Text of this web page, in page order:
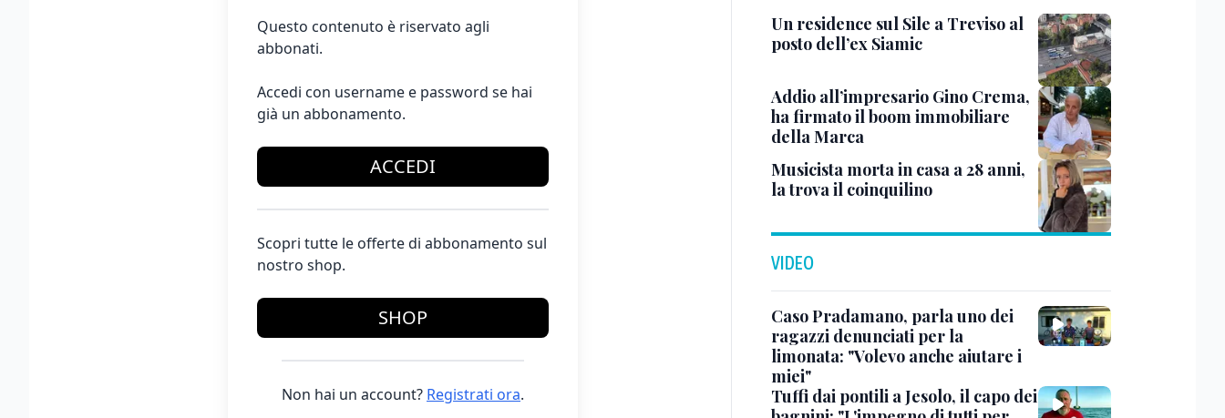
Questo contenuto è riservato agli
abbonati.
Accedi con username e password se hai
già un abbonamento.
ACCEDI
Scopri tutte le offerte di abbonamento sul
nostro shop.
SHOP
Non hai un account? Registrati ora.
Un residence sul Sile a Treviso al
posto dell’ex Siamic
Addio all’impresario Gino Crema,
ha firmato il boom immobiliare
della Marca
Musicista morta in casa a 28 anni,
la trova il coinquilino
VIDEO
Caso Pradamano, parla uno dei
ragazzi denunciati per la
limonata: "Volevo anche aiutare i
miei"
Tuffi dai pontili a Jesolo, il capo dei